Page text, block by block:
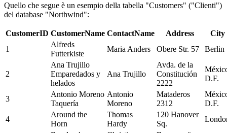
Quello che segue è un esempio della tabella "Customers" ("Clienti")
del database "Northwind":
CustomerID CustomerName ContactName Address
City
1
Alfreds
Futterkiste
Maria Anders Obere Str. 57 Berlin
2
Ana Trujillo
Emparedados y
helados
Ana Trujillo
Avda. de la
Constitución
2222
D.F.
3
Antonio Moreno
Taquería
Antonio
Moreno
Mataderos
2312
D.F.
4
Around the
Horn
Thomas
Hardy
120 Hanover
Sq.